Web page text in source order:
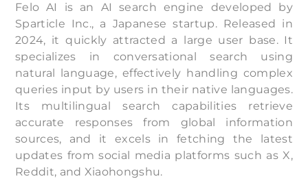
Felo AI is an AI search engine developed by
Sparticle Inc., a Japanese startup. Released in
2024, it quickly attracted a large user base. It
specializes in conversational search using
natural language, effectively handling complex
queries input by users in their native languages.
Its multilingual search capabilities retrieve
accurate responses from global information
sources, and it excels in fetching the latest
updates from social media platforms such as X,
Reddit, and Xiaohongshu.